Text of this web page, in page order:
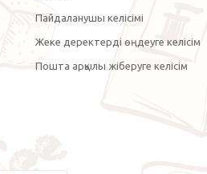
Пайдаланушы келісімі
Жеке деректерді өңдеуге келісім
Пошта арқылы жіберуге келісім